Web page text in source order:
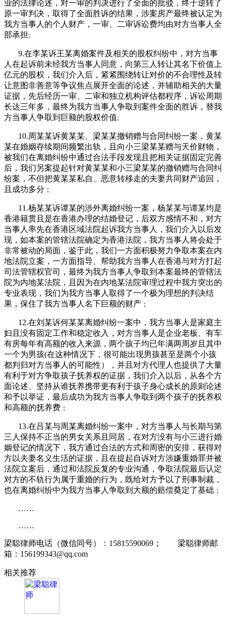
业的法律论述，对一审的判决进行了全面的批驳，终于逆转了
原一审判决，取得了全面胜诉的结果，涉案房产最终被认定为
我方当事人的个人财产，一审、二审诉讼费均由对方当事人全
部承担 ;
9.在李某诉王某离婚案件及相关的股权纠纷中，对方当事
人在起诉前未经我方当事人同意，向第三人转让其名下价值上
亿元的股权，我们介入后，紧紧围绕转让对价的不合理性及转
让意图非善意等争议焦点展开全面的论述，并辅助相关的大量
证据，先后经历一审、二审和独立机构评估都程序，诉讼周期
长达三年多，最终为我方当事人争取到案件全面的胜诉，替我
方当事人争取到巨额的股权价值;
10.周某某诉黄某某、梁某某撤销赠与合同纠纷一案，黄某
某在婚姻存续期间频繁出轨，且向小三梁某某赠与天价财物，
被我们在离婚纠纷中通过合法手段发现且把相关证据固定完善
后，我们另案提起针对黄某某和小三梁某某的撤销赠与合同纠
纷案，不但把黄某某私自、恶意转移走的夫妻共同财产追回，
且成功多分 ；
11.杨某某诉谭某的涉外离婚纠纷一案，杨某某与谭某均是
香港籍贯且是在香港办理的结婚登记，后双方感情不和，对方
当事人率先在香港区域法院起诉我方当事人，我们介入以后发
现，如本案的管辖法院确定为香港法院，我方当事人将会处于
非常被动的局面，鉴于此，我们一方面积极努力争取本案在内
地法院立案，一方面指导、帮助我方当事人在香港与对方打起
司法管辖权官司，最终为我方当事人争取到本案最终的管辖法
院为内地某法院，且因为在内地某法院审理过程中我方突出的
专业表现，我们为我方当事人取得了一个极为理想的判决结
果，保住了我方当事人名下巨额的财产 ；
12.在刘某诉何某某离婚纠纷一案中，我方当事人是家庭主
妇且没有固定工作和稳定收入，对方当事人是企业老板、有车
有房每年有高额的收入来源，两个孩子均已年满两周岁且其中
一个为男孩(在这种情况下，很可能出现男孩甚至是两个小孩
都判归对方当事人的可能性），并且对方代理人也提供了大量
有利于对方争取孩子抚养权的证据，我们介入以后，从各个方
面论述、坚持从谁抚养携带更有利于孩子身心成长的原则论述
和予以举证，最后成功为我方当事人争取到两个孩子的抚养权
和高额的抚养费 ；
13.在吕某与周某离婚纠纷一案中，对方当事人与长期与第
三人保持不正当的男女关系且同居，在对方没有与小三进行婚
姻登记的情况下，我方通过合法的方式和周密的安排，获得对
方以夫妻名义生活的证据，且在提起自诉对方涉嫌重婚罪并被
法院立案后，通过和法院反复的专业沟通，争取法院最后认定
对方的不轨行为属于重婚的行为，既给对方予以了刑事制裁，
也在离婚纠纷中为我方当事人争取到大额的赔偿奠定了基础 ；
……
……
梁聪律师电话（微信同号）：15815590069； 梁聪律师邮
箱：156199343@qq.com
相关推荐